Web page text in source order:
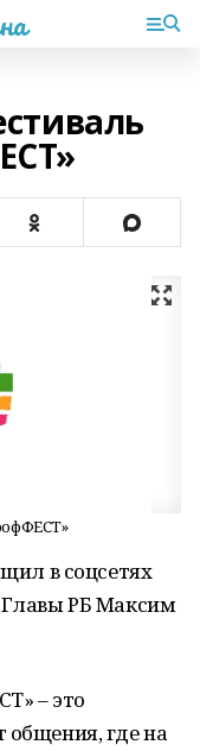
в соцсетях
РБ Максим
– это
где на